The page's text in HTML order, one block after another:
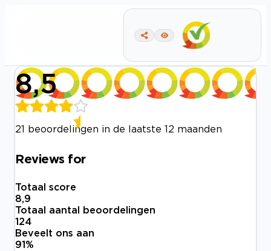
8,5
21 beoordelingen in de laatste 12 maanden
Reviews for
Totaal score
8,9
Totaal aantal beoordelingen
124
Beveelt ons aan
91%